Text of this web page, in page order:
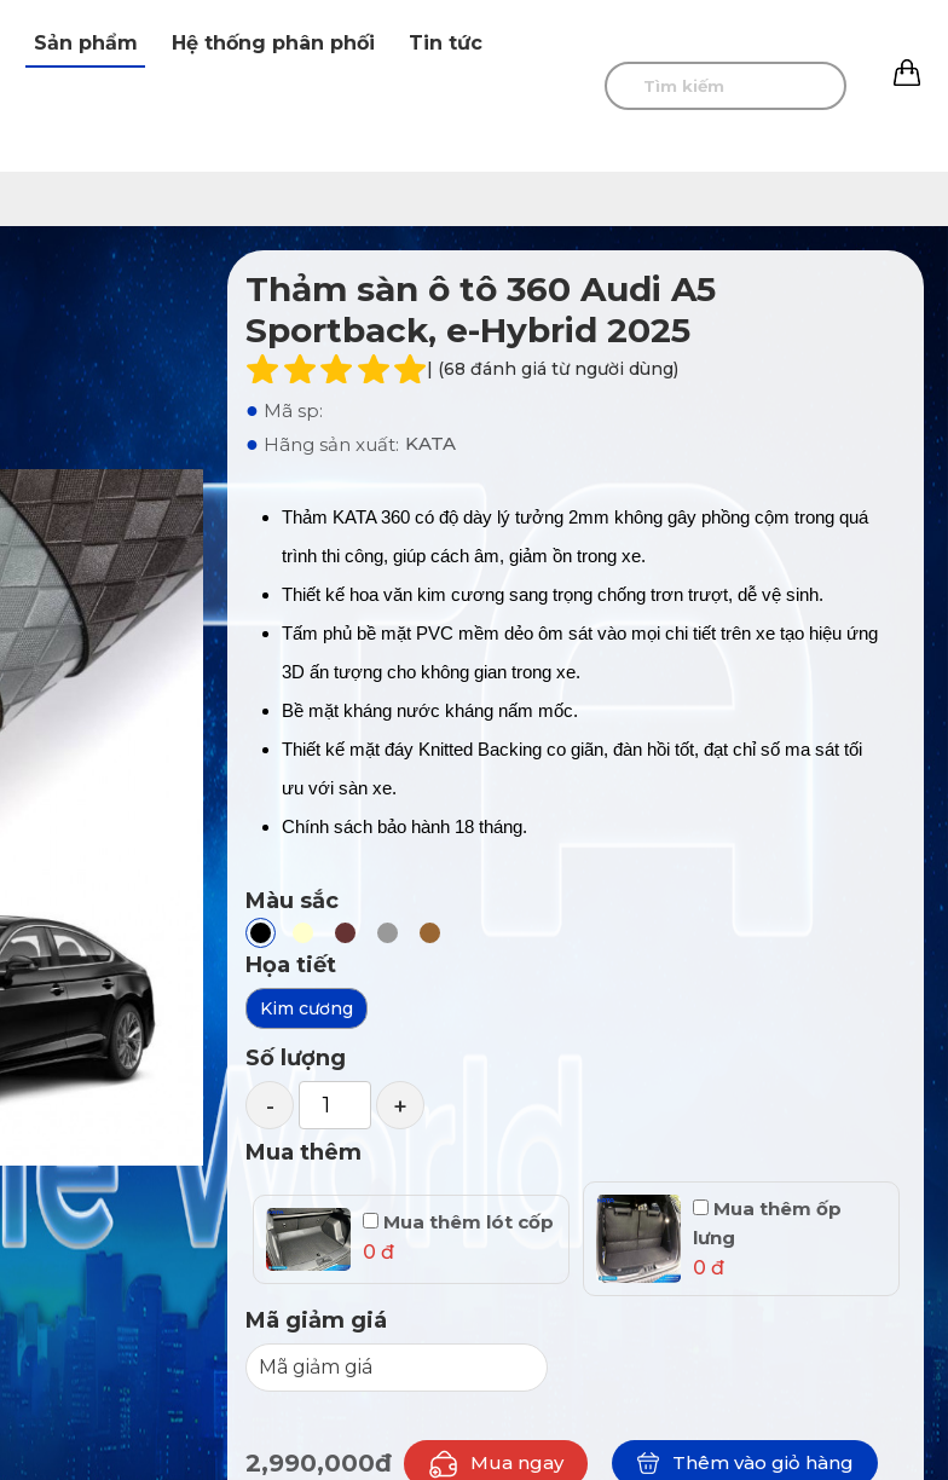
Sản phẩm Hệ thống phân phối Tin tức
Thảm sàn ô tô 360 Audi A5
Sportback, e-Hybrid 2025
| (68 đánh giá từ người dùng)
● Mã sp:
● Hãng sản xuất: KATA
Thảm KATA 360 có độ dày lý tưởng 2mm không gây phồng cộm trong quá
trình thi công, giúp cách âm, giảm ồn trong xe.
Thiết kế hoa văn kim cương sang trọng chống trơn trượt, dễ vệ sinh.
Tấm phủ bề mặt PVC mềm dẻo ôm sát vào mọi chi tiết trên xe tạo hiệu ứng
3D ấn tượng cho không gian trong xe.
Bề mặt kháng nước kháng nấm mốc.
Thiết kế mặt đáy Knitted Backing co giãn, đàn hồi tốt, đạt chỉ số ma sát tối
ưu với sàn xe.
Chính sách bảo hành 18 tháng.
Màu sắc
Họa tiết
Kim cương
Số lượng
- +
Mua thêm
Mua thêm lót cốp
0 đ
Mua thêm ốp
lưng
0 đ
Mã giảm giá
2,990,000đ Mua ngay Thêm vào giỏ hàng